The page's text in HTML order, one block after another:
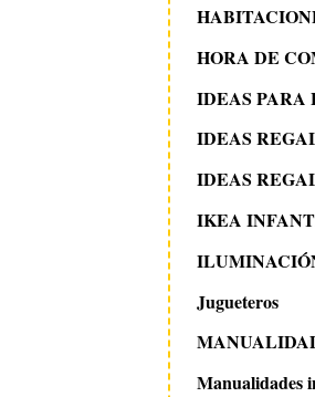
HORA DE
IDEAS PARA
IDEAS
IDEAS
IKEA
Jugueteros
Manualidades